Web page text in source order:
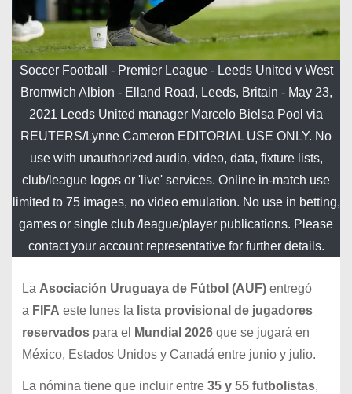
Soccer Football - Premier League - Leeds United v West
Bromwich Albion - Elland Road, Leeds, Britain - May 23,
2021 Leeds United manager Marcelo Bielsa Pool via
REUTERS/Lynne Cameron EDITORIAL USE ONLY. No
use with unauthorized audio, video, data, fixture lists,
club/league logos or 'live' services. Online in-match use
limited to 75 images, no video emulation. No use in betting,
games or single club /league/player publications. Please
contact your account representative for further details.
La Asociación Uruguaya de Fútbol (AUF)entregó
a FIFA este lunes la lista provisional de jugadores
reservadospara el Mundial 2026 que se jugará en
México, Estados Unidos y Canadá entre junio y julio.
La nómina tiene que incluir entre 35 y 55 futbolistas,